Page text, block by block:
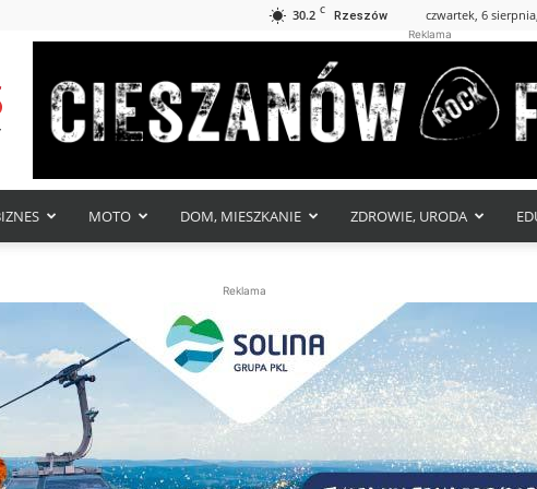
30.2 C Rzeszów czwartek, 6
Reklama
MOTO DOM, MIESZKANIE ZDROWIE, URODA
Reklama